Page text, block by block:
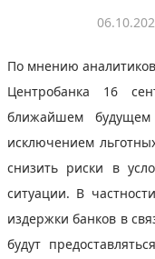
По мнению
Центробанка 16
ближайшем
исключением
снизить риски в
ситуации. В
издержки банков в
будут